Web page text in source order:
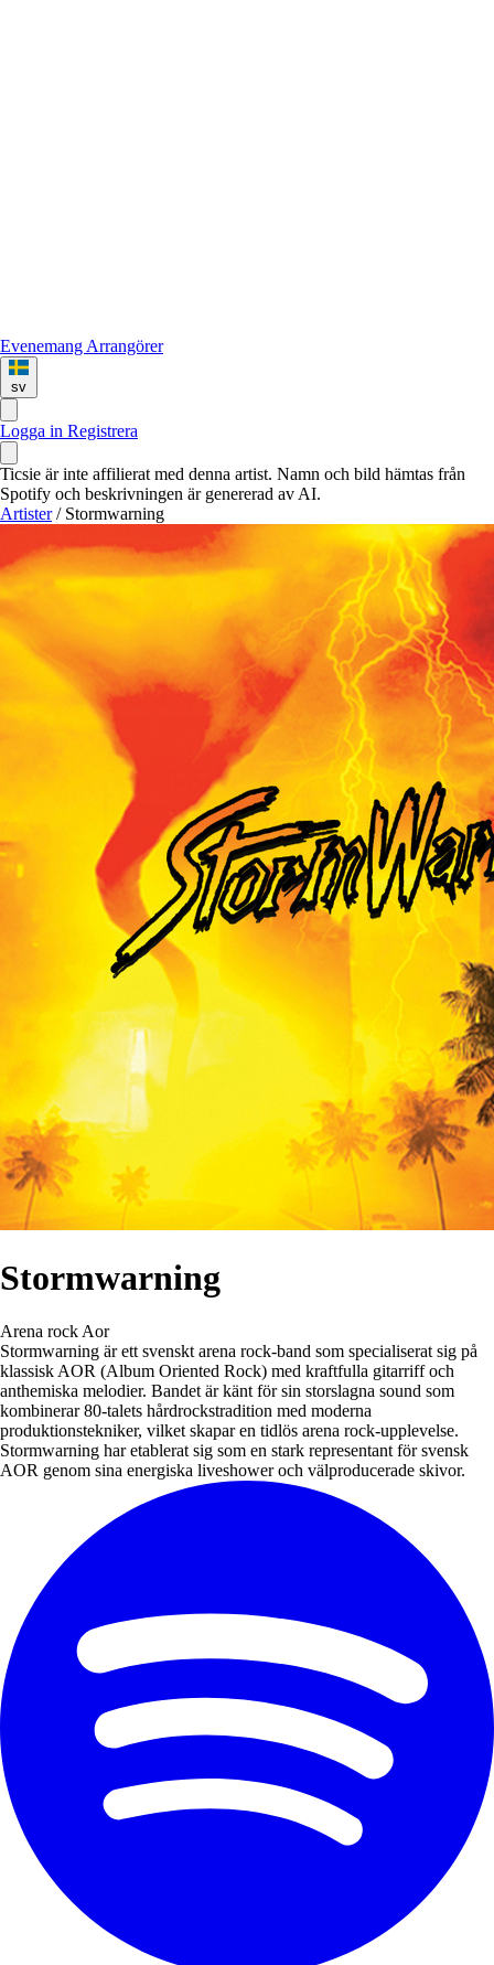
Evenemang Arrangörer
sv
Logga in Registrera
Ticsie är inte affilierat med denna artist. Namn och bild hämtas från
Spotify och beskrivningen är genererad av AI.
Artister / Stormwarning
Stormwarning
Arena rock Aor
Stormwarning är ett svenskt arena rock-band som specialiserat sig på
klassisk AOR (Album Oriented Rock) med kraftfulla gitarriff och
anthemiska melodier. Bandet är känt för sin storslagna sound som
kombinerar 80-talets hårdrockstradition med moderna
produktionstekniker, vilket skapar en tidlös arena rock-upplevelse.
Stormwarning har etablerat sig som en stark representant för svensk
AOR genom sina energiska liveshower och välproducerade skivor.